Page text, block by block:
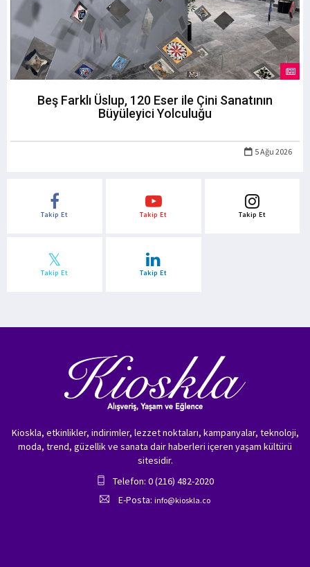
Beş Farklı Üslup, 120 Eser ile Çini Sanatının
Büyüleyici Yolculuğu
5 Ağu 2026
Takip Et Takip Et Takip Et
Takip Et Takip Et
Kioskla, etkinlikler, indirimler, lezzet noktaları, kampanyalar, teknoloji,
moda, trend, güzellik ve sanata dair haberleri içeren yaşam kültürü
sitesidir.
Telefon: 0 (216) 482-2020
E-Posta: info@kioskla.co